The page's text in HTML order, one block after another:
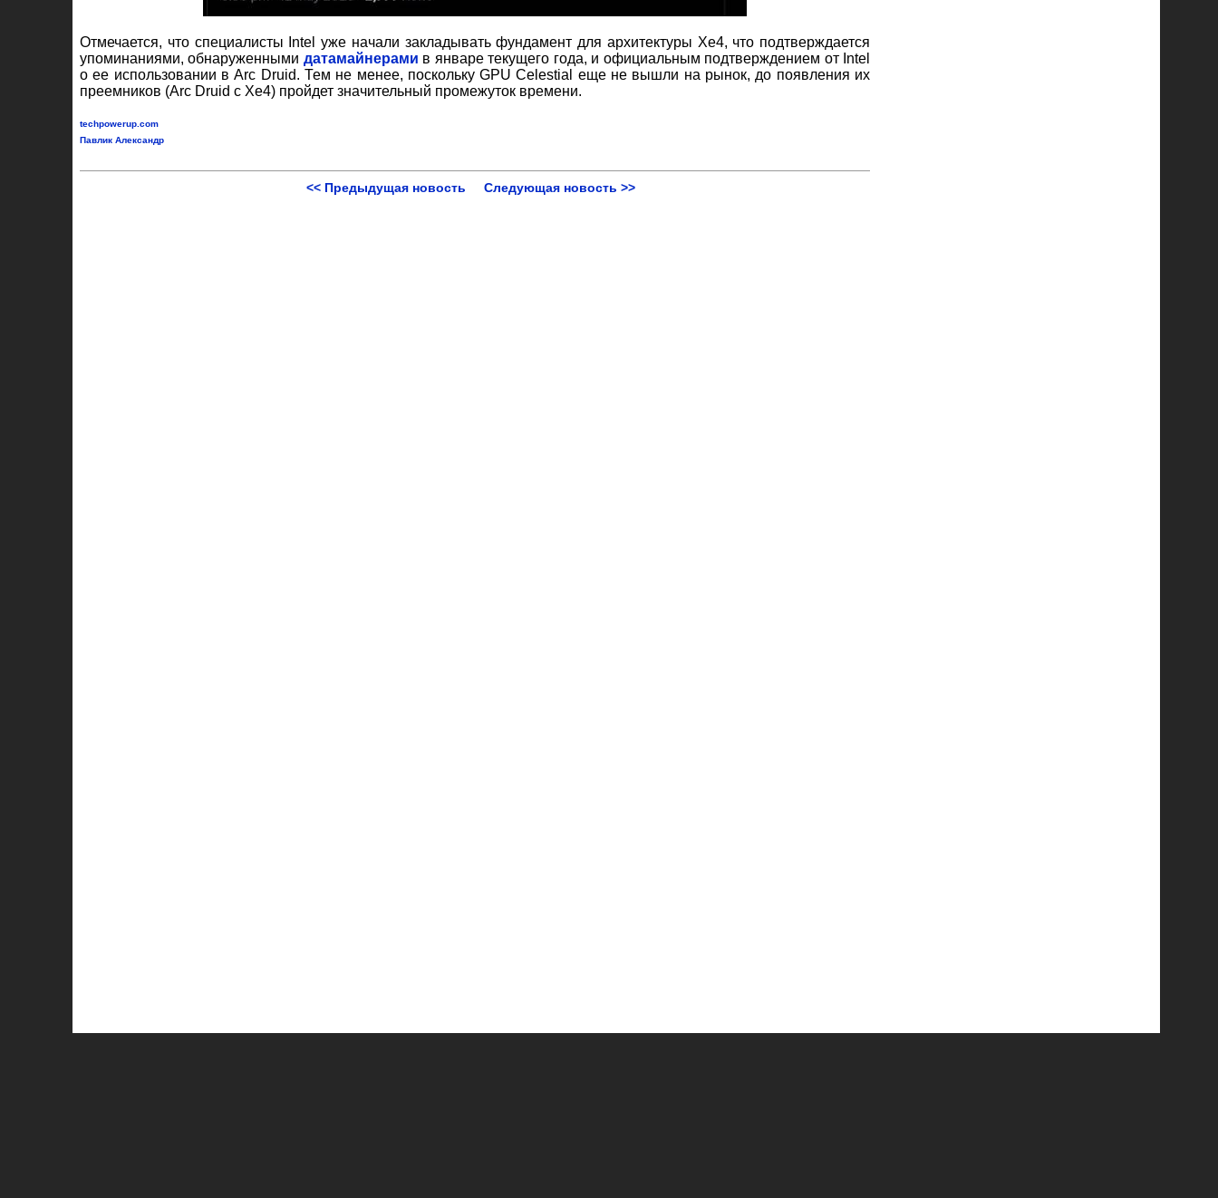
Отмечается, что специалисты Intel уже начали закладывать фундамент для архитектуры Xe4, что подтверждается
упоминаниями, обнаруженными датамайнерами в январе текущего года, и официальным подтверждением от Intel
о ее использовании в Arc Druid. Тем не менее, поскольку GPU Celestial еще не вышли на рынок, до появления их
преемников (Arc Druid с Xe4) пройдет значительный промежуток времени.
techpowerup.com
Павлик Александр
<< Предыдущая новость Следующая новость >>